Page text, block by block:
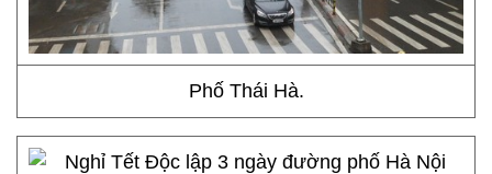
Phố Thái Hà.